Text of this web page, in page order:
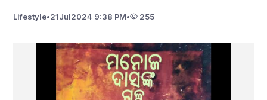
Lifestyle•21Jul2024 9:38 PM• 255